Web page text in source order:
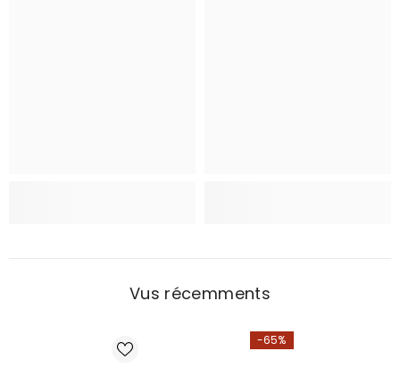
Vus récemments
-65%